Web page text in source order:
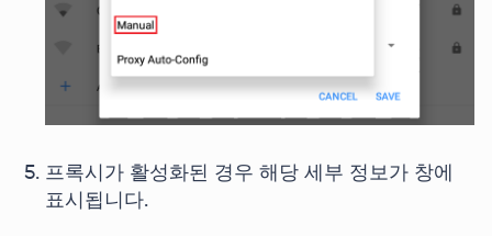
프록시가 활성화된 경우 해당 세부 정보가 창에
표시됩니다.